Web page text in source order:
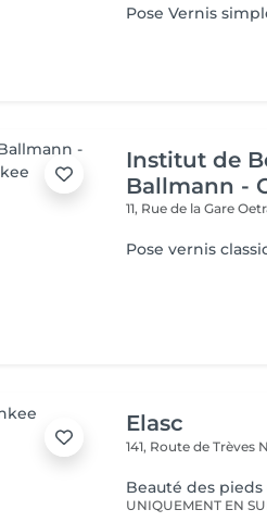
Pose Vernis
Institut de
Ballmann -
11, Rue de la Gare
Pose vernis
Elasc
141, Route de Trèves
Beauté des
UNIQUEMENT EN